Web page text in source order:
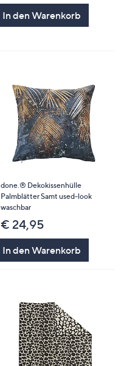
In den Warenkorb
done.® Dekokissenhülle
Palmblätter Samt used-look
waschbar
€ 24,95
In den Warenkorb